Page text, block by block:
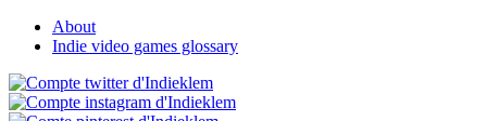
About
Indie video games glossary